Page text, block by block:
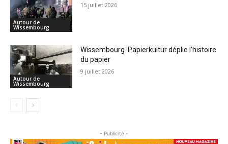
Autour de
Wissembourg
15 juillet 2026
Autour de
Wissembourg
Wissembourg. Papierkultur déplie l’histoire
du papier
9 juillet 2026
- Publicité -